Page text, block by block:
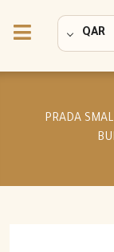
QAR
/ PRADA